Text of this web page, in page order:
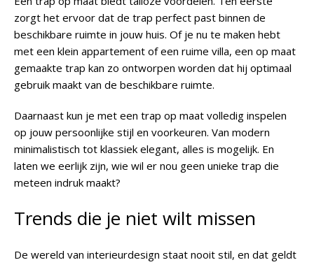
zorgt het ervoor dat de trap perfect past binnen de
beschikbare ruimte in jouw huis. Of je nu te maken hebt
met een klein appartement of een ruime villa, een op maat
gemaakte trap kan zo ontworpen worden dat hij optimaal
gebruik maakt van de beschikbare ruimte.
Daarnaast kun je met een trap op maat volledig inspelen
op jouw persoonlijke stijl en voorkeuren. Van modern
minimalistisch tot klassiek elegant, alles is mogelijk. En
laten we eerlijk zijn, wie wil er nou geen unieke trap die
meteen indruk maakt?
Trends die je niet wilt missen
De wereld van interieurdesign staat nooit stil, en dat geldt